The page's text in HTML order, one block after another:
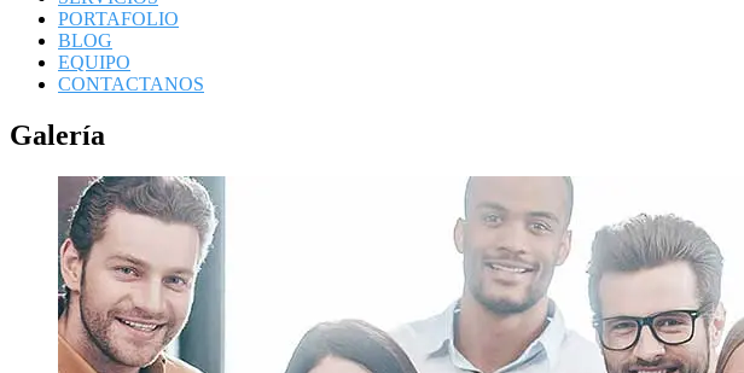
PORTAFOLIO
BLOG
EQUIPO
CONTACTANOS
Galería